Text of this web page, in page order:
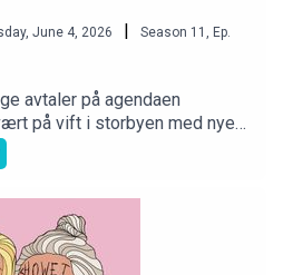
June 4, 2026 | Season 11 , Ep.
avtaler på agendaen
på vift i storbyen med nye
ute av fengsel og har feiret
utdrikningslag og en
seanse. Ellers er Anna litt i
dagen, og har i tillegg funnet
år gammel ting som på
31 år gamle Annais.